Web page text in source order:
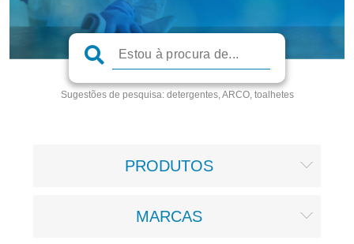
Sugestões de pesquisa:detergentes, ARCO, toalhetes
PRODUTOS
MARCAS